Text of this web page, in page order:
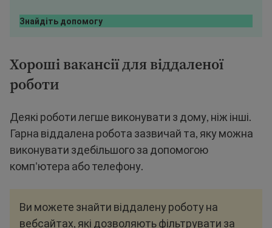
Знайдіть допомогу
Хороші вакансії для віддаленої
роботи
Деякі роботи легше виконувати з дому, ніж інші.
Гарна віддалена робота зазвичай та, яку можна
виконувати здебільшого за допомогою
комп'ютера або телефону.
Ви можете знайти віддалену роботу на
вебсайтах, які дозволяють фільтрувати за